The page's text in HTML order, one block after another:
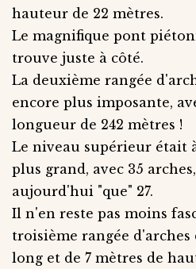
hauteur de 22 mètres.
Le magnifique pont
trouve juste à côté.
La deuxième rangée
encore plus imposante,
longueur de 242 mètres !
Le niveau supérieur était
plus grand, avec 35
aujourd'hui "que" 27.
Il n'en reste pas moins
troisième rangée d'arches
long et de 7 mètres de